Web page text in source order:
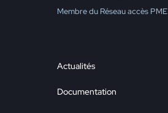
Membre du Réseau accès PME
Actualités
Documentation